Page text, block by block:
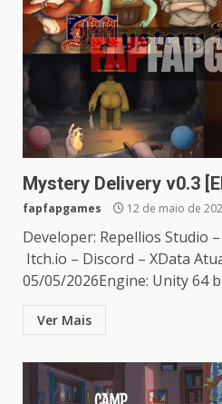
Mystery Delivery v0.3
fapfapgames 12 de maio de
Developer: Repellios Studio
Itch.io – Discord – XData
05/05/2026Engine: Unity 64
Ver Mais